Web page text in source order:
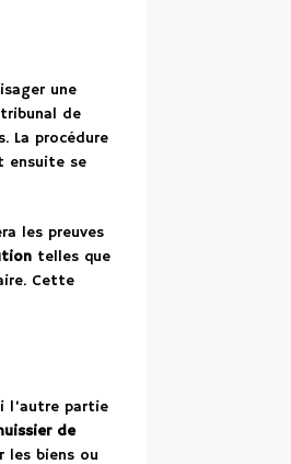
une
de
La procédure
ensuite se
les preuves
telles que
Cette
l’autre partie
de
les biens ou